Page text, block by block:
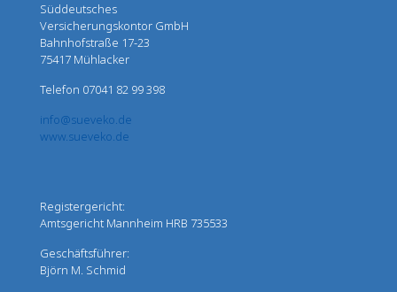
Süddeutsches
Versicherungskontor GmbH
Bahnhofstraße 17-23
75417 Mühlacker
Telefon 07041 82 99 398
info@sueveko.de
www.sueveko.de
Registergericht:
Amtsgericht Mannheim HRB 735533
Geschäftsführer:
Björn M. Schmid